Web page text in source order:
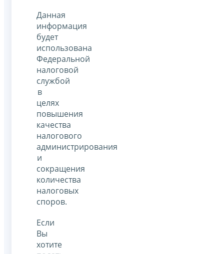
Данная
информация
будет
использована
Федеральной
налоговой
службой
в
целях
повышения
качества
налогового
администрирования
и
сокращения
количества
налоговых
споров.
Если
Вы
хотите